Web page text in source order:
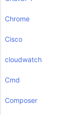
Chrome
Cisco
cloudwatch
Cmd
Composer